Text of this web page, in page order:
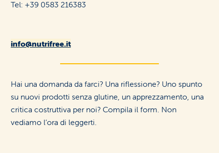
Tel: +39 0583 216383
info@nutrifree.it
Hai una domanda da farci? Una riflessione? Uno spunto
su nuovi prodotti senza glutine, un apprezzamento, una
critica costruttiva per noi? Compila il form. Non
vediamo l’ora di leggerti.